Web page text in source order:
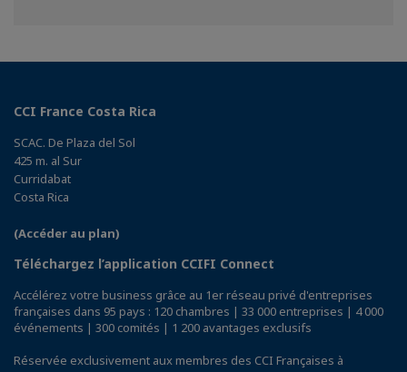
CCI France Costa Rica
SCAC. De Plaza del Sol
425 m. al Sur
Curridabat
Costa Rica
(Accéder au plan)
Téléchargez l’application CCIFI Connect
Accélérez votre business grâce au 1er réseau privé d'entreprises
françaises dans 95 pays : 120 chambres | 33 000 entreprises | 4 000
événements | 300 comités | 1 200 avantages exclusifs
Réservée exclusivement aux membres des CCI Françaises à